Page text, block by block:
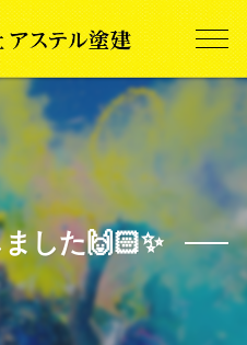
した🙌🏻✨